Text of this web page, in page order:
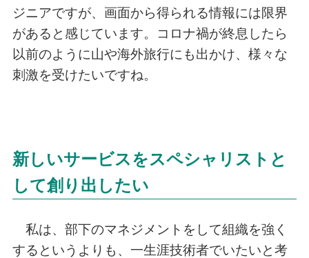
ジニアですが、画面から得られる情報には限界
があると感じています。コロナ禍が終息したら
以前のように山や海外旅行にも出かけ、様々な
刺激を受けたいですね。
新しいサービスをスペシャリストと
して創り出したい
私は、部下のマネジメントをして組織を強く
するというよりも、一生涯技術者でいたいと考